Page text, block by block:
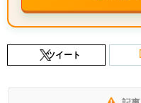
ツイート